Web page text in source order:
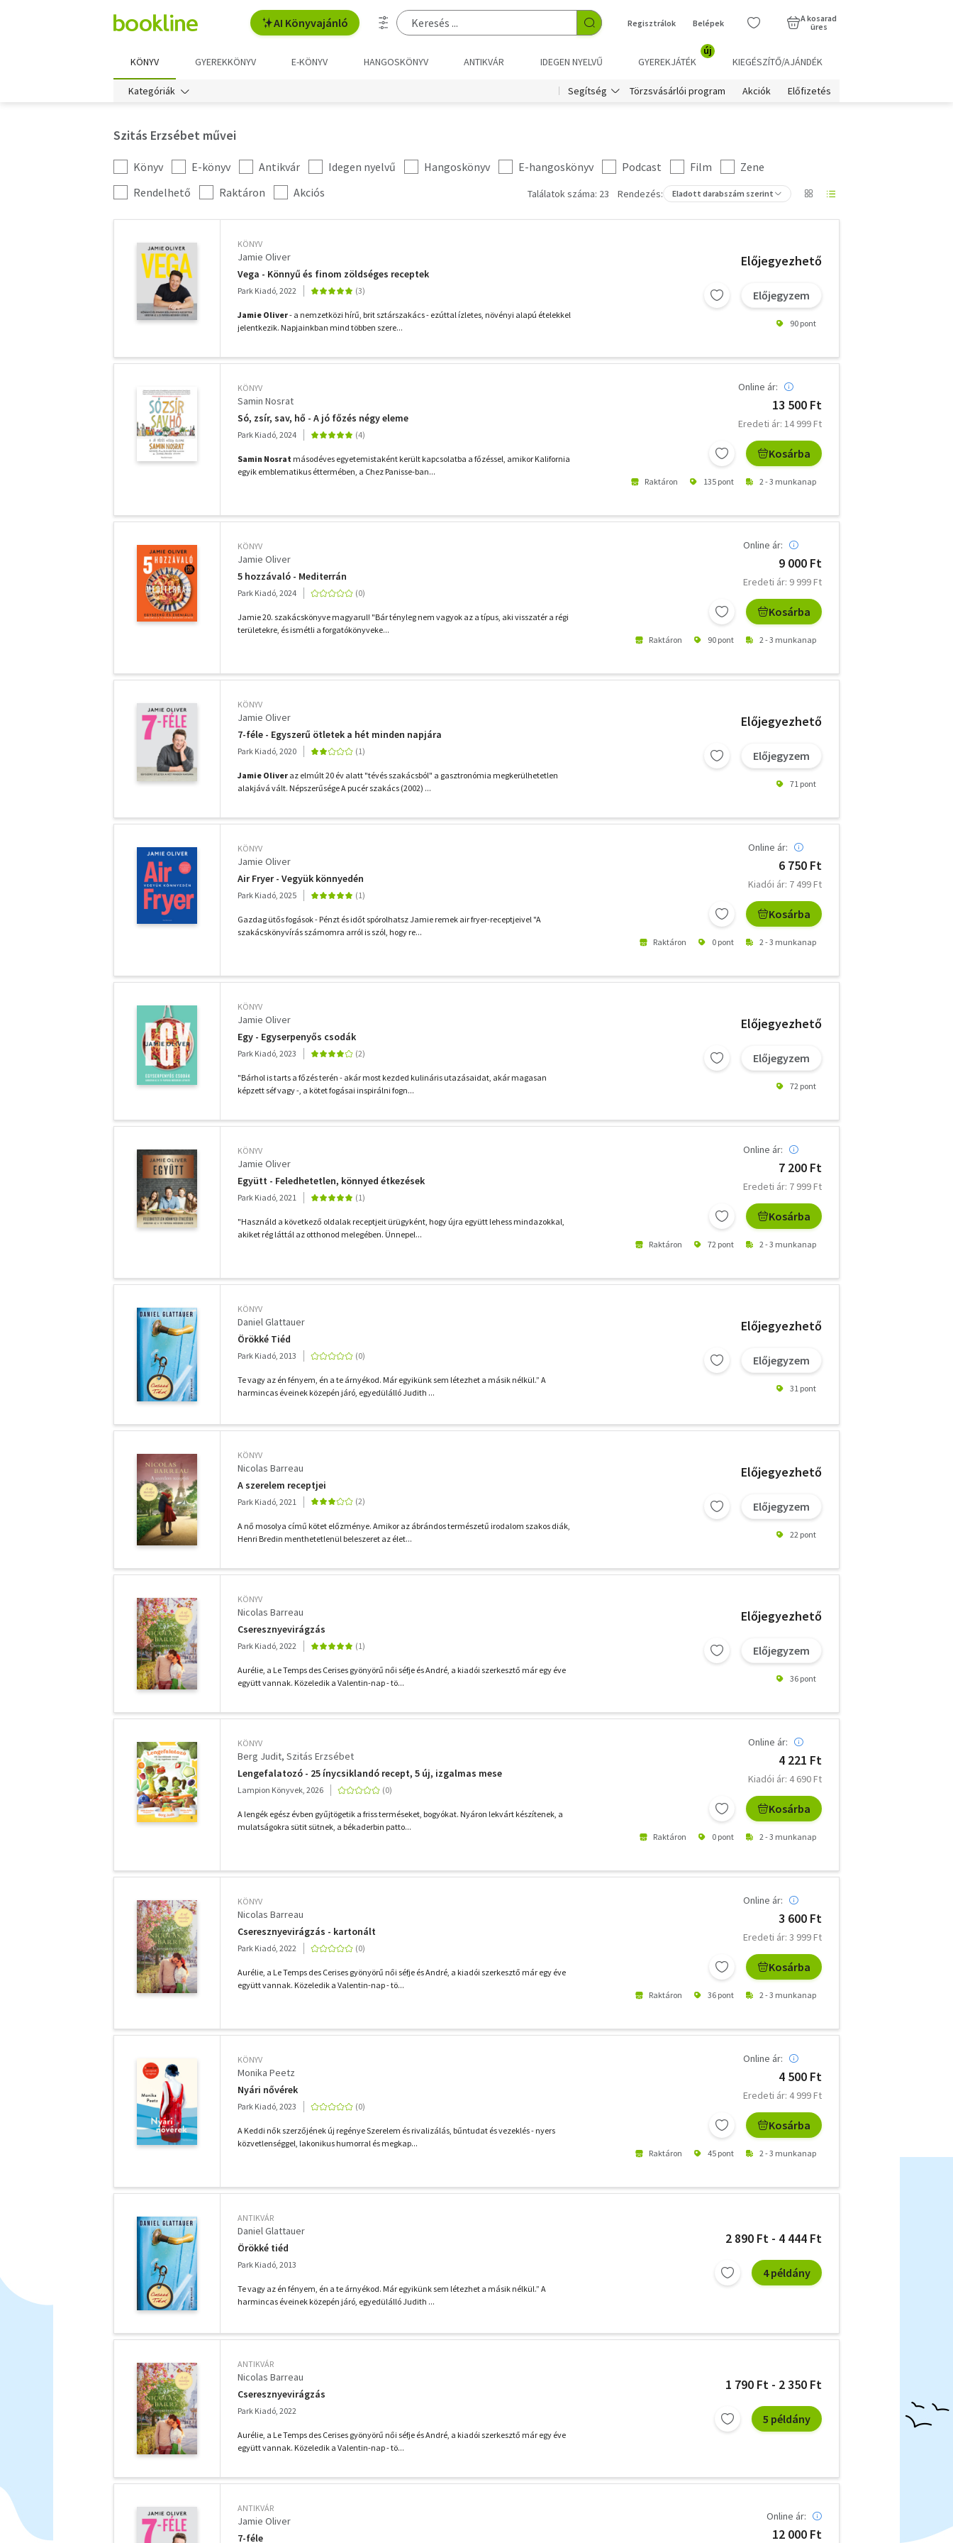
AI Könyvajánló Regisztrálok Belépek
A kosarad
üres
KÖNYV GYEREKKÖNYV E-KÖNYV HANGOSKÖNYV ANTIKVÁR IDEGEN NYELVŰ GYEREKJÁTÉK
új
KIEGÉSZÍTŐ/AJÁNDÉK
Kategóriák Segítség Törzsvásárlói program Akciók Előfizetés
Szitás Erzsébet művei
Kategória
szűrés
Könyv E-könyv Antikvár Idegen nyelvű Hangoskönyv E-hangoskönyv Podcast Film
Zene
További
szűrők
Rendelhető Raktáron Akciós Találatok száma: 23 Rendezés: Eladott darabszám szerint
KÖNYV
Jamie Oliver
Vega - Könnyű és finom zöldséges receptek
Park Kiadó, 2022
Jamie Oliver- a nemzetközi hírű, brit sztárszakács - ezúttal ízletes, növényi alapú ételekkel
jelentkezik. Napjainkban mind többen szere...
Előjegyezhető
Előjegyzem
90 pont
KÖNYV
Samin Nosrat
Só, zsír, sav, hő - A jó főzés négy eleme
Park Kiadó, 2024
Samin Nosrat másodéves egyetemistaként került kapcsolatba a főzéssel, amikor Kalifornia
egyik emblematikus éttermében, a Chez Panisse-ban...
Online ár:
13 500 Ft
Eredeti ár: 14 999 Ft
Kosárba
Raktáron 135 pont 2 - 3 munkanap
KÖNYV
Jamie Oliver
5 hozzávaló - Mediterrán
Park Kiadó, 2024
Jamie 20. szakácskönyve magyarul! "Bár tényleg nem vagyok az a típus, aki visszatér a régi
területekre, és ismétli a forgatókönyveke...
Online ár:
9 000 Ft
Eredeti ár: 9 999 Ft
Kosárba
Raktáron 90 pont 2 - 3 munkanap
KÖNYV
Jamie Oliver
7-féle - Egyszerű ötletek a hét minden napjára
Park Kiadó, 2020
Jamie Oliver az elmúlt 20 év alatt "tévés szakácsból" a gasztronómia megkerülhetetlen
alakjává vált. Népszerűsége A pucér szakács (2002) ...
Előjegyezhető
Előjegyzem
71 pont
KÖNYV
Jamie Oliver
Air Fryer - Vegyük könnyedén
Park Kiadó, 2025
Gazdag ütős fogások - Pénzt és időt spórolhatsz Jamie remek air fryer-receptjeivel "A
szakácskönyvírás számomra arról is szól, hogy re...
Online ár:
6 750 Ft
Kiadói ár: 7 499 Ft
Kosárba
Raktáron 0 pont 2 - 3 munkanap
KÖNYV
Jamie Oliver
Egy - Egyserpenyős csodák
Park Kiadó, 2023
"Bárhol is tarts a főzés terén - akár most kezded kulináris utazásaidat, akár magasan
képzett séf vagy -, a kötet fogásai inspirálni fogn...
Előjegyezhető
Előjegyzem
72 pont
KÖNYV
Jamie Oliver
Együtt - Feledhetetlen, könnyed étkezések
Park Kiadó, 2021
"Használd a következő oldalak receptjeit ürügyként, hogy újra együtt lehess mindazokkal,
akiket rég láttál az otthonod melegében. Ünnepel...
Online ár:
7 200 Ft
Eredeti ár: 7 999 Ft
Kosárba
Raktáron 72 pont 2 - 3 munkanap
KÖNYV
Daniel Glattauer
Örökké Tiéd
Park Kiadó, 2013
Te vagy az én fényem, én a te árnyékod. Már egyikünk sem létezhet a másik nélkül.” A
harmincas éveinek közepén járó, egyedülálló Judith ...
Előjegyezhető
Előjegyzem
31 pont
KÖNYV
Nicolas Barreau
A szerelem receptjei
Park Kiadó, 2021
A nő mosolya című kötet előzménye. Amikor az ábrándos természetű irodalom szakos diák,
Henri Bredin menthetetlenül beleszeret az élet...
Előjegyezhető
Előjegyzem
22 pont
KÖNYV
Nicolas Barreau
Cseresznyevirágzás
Park Kiadó, 2022
Aurélie, a Le Temps des Cerises gyönyörű női séfje és André, a kiadói szerkesztő már egy éve
együtt vannak. Közeledik a Valentin-nap - tö...
Előjegyezhető
Előjegyzem
36 pont
KÖNYV
Berg Judit Szitás Erzsébet
Lengefalatozó - 25 ínycsiklandó recept, 5 új, izgalmas mese
Lampion Könyvek, 2026
A lengék egész évben gyűjtögetik a friss terméseket, bogyókat. Nyáron lekvárt készítenek, a
mulatságokra sütit sütnek, a békaderbin patto...
Online ár:
4 221 Ft
Kiadói ár: 4 690 Ft
Kosárba
Raktáron 0 pont 2 - 3 munkanap
KÖNYV
Nicolas Barreau
Cseresznyevirágzás - kartonált
Park Kiadó, 2022
Aurélie, a Le Temps des Cerises gyönyörű női séfje és André, a kiadói szerkesztő már egy éve
együtt vannak. Közeledik a Valentin-nap - tö...
Online ár:
3 600 Ft
Eredeti ár: 3 999 Ft
Kosárba
Raktáron 36 pont 2 - 3 munkanap
KÖNYV
Monika Peetz
Nyári nővérek
Park Kiadó, 2023
A Keddi nők szerzőjének új regénye Szerelem és rivalizálás, bűntudat és vezeklés - nyers
közvetlenséggel, lakonikus humorral és megkap...
Online ár:
4 500 Ft
Eredeti ár: 4 999 Ft
Kosárba
Raktáron 45 pont 2 - 3 munkanap
ANTIKVÁR
Daniel Glattauer
Örökké tiéd
Park Kiadó, 2013
Te vagy az én fényem, én a te árnyékod. Már egyikünk sem létezhet a másik nélkül.” A
harmincas éveinek közepén járó, egyedülálló Judith ...
2 890 Ft - 4 444 Ft
4 példány
ANTIKVÁR
Nicolas Barreau
Cseresznyevirágzás
Park Kiadó, 2022
Aurélie, a Le Temps des Cerises gyönyörű női séfje és André, a kiadói szerkesztő már egy éve
együtt vannak. Közeledik a Valentin-nap - tö...
1 790 Ft - 2 350 Ft
5 példány
ANTIKVÁR
Jamie Oliver
7-féle
Online ár:
12 000 Ft